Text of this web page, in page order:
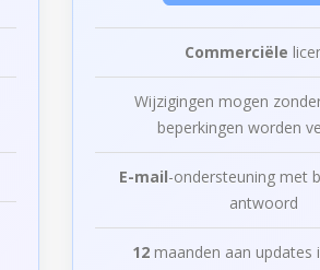
Commerciële
Wijzigingen mogen
beperkingen worden
E-mail-ondersteuning met
antwoord
12maanden aan updates